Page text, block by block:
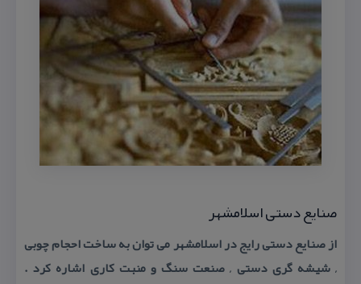
صنایع دستی اسلامشهر
از صنایع دستی رایج در اسلامشهر می توان به ساخت احجام چوبی
, شیشه گری دستی , صنعت سنگ و منبت كاری اشاره كرد .